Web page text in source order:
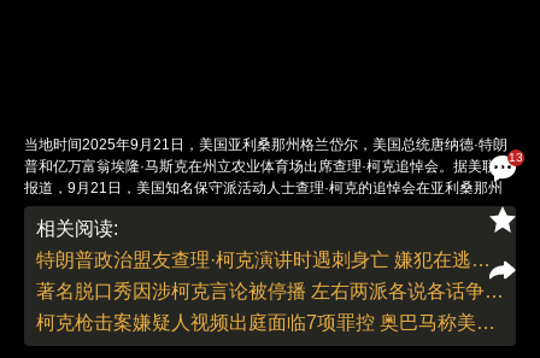
13
当地时间2025年9月21日，美国亚利桑那州格兰岱尔，美国总统唐纳德·特朗
普和亿万富翁埃隆·马斯克在州立农业体育场出席查理·柯克追悼会。据美联社
报道，9月21日，美国知名保守派活动人士查理·柯克的追悼会在亚利桑那州
格伦代尔市州立农业体育场举行，美国总统特朗普、副总统万斯、国务卿马可
·鲁比奥及马斯克等政商界人士出席。此次追悼会由柯克创立的“美国转折点”组
织筹办，吸引逾10万人参加。特朗普在致辞中称赞柯克为“美国自由的殉道
者”，并暗示“激进左翼”应对其遇刺事件负责。柯克遗孀埃里卡·柯克宣布接
管“美国转折点”组织，并对嫌疑人表示宽恕。柯克于9月10日在犹他州大学演
讲时遭枪击身亡，终年31岁。此次追悼会安保等级被列为最高级别，规模与
超级碗相当。图：Ross D. Franklin/视觉中国
相关阅读:
特朗普政治盟友查理·柯克演讲时遇刺身亡 嫌犯在逃全国降半旗志哀
著名脱口秀因涉柯克言论被停播 左右两派各说各话争辩言论自由
柯克枪击案嫌疑人视频出庭面临7项罪控 奥巴马称美国正处"拐点"